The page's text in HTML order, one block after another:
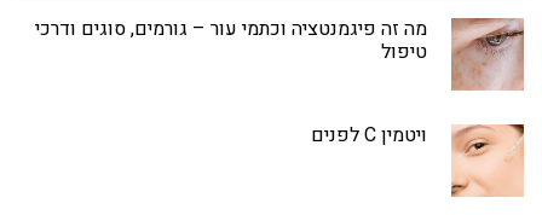
מה זה פיגמנטציה וכתמי עור – גורמים, סוגים ודרכי
טיפול
ויטמין C לפנים